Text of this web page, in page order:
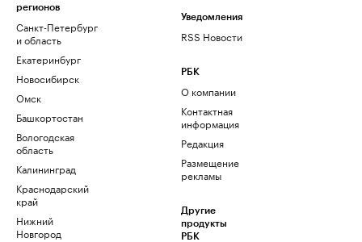
регионов
Санкт-Петербург
и область
Екатеринбург
Новосибирск
Омск
Башкортостан
Вологодская
область
Калининград
Краснодарский
край
Нижний
Новгород
Уведомления
RSS Новости
РБК
О компании
Контактная
информация
Редакция
Размещение
рекламы
Другие
продукты
РБК